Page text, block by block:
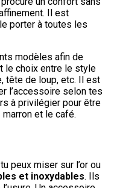
Il est
porter à toutes les
modèles afin de
le choix entre le style
tête de loup, etc. Il est
l’accessoire selon tes
à privilégier pour être
et le café.
peux miser sur l’or ou
et inoxydables. Ils